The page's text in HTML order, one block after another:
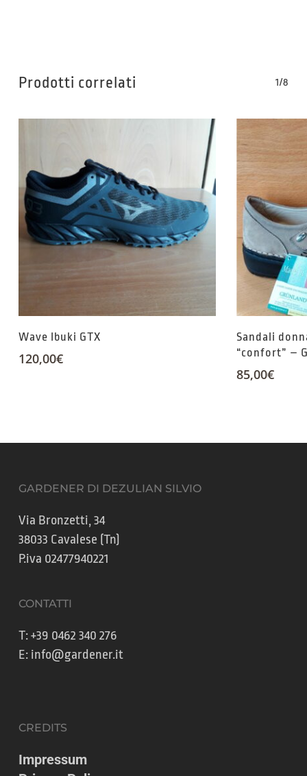
Prodotti correlati 1/8
Wave Ibuki GTX
120,00€
Sandali
“confort” –
85,00€
GARDENER DI DEZULIAN SILVIO
Via Bronzetti, 34
38033 Cavalese (Tn)
P.iva 02477940221
CONTATTI
T:+39 0462 340 276
E: info@gardener.it
CREDITS
Impressum